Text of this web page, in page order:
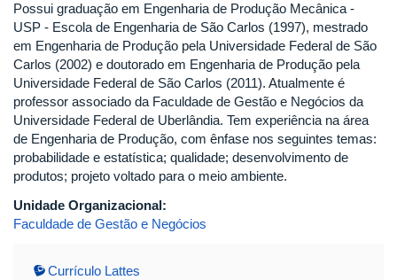
Possui graduação em Engenharia de Produção Mecânica -
USP - Escola de Engenharia de São Carlos (1997), mestrado
em Engenharia de Produção pela Universidade Federal de São
Carlos (2002) e doutorado em Engenharia de Produção pela
Universidade Federal de São Carlos (2011). Atualmente é
professor associado da Faculdade de Gestão e Negócios da
Universidade Federal de Uberlândia. Tem experiência na área
de Engenharia de Produção, com ênfase nos seguintes temas:
probabilidade e estatística; qualidade; desenvolvimento de
produtos; projeto voltado para o meio ambiente.
Unidade Organizacional:
Faculdade de Gestão e Negócios
Currículo Lattes